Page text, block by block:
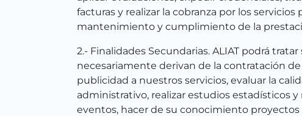
facturas y realizar la cobranza por los
mantenimiento y cumplimiento de la
2.- Finalidades Secundarias. ALIAT podrá
necesariamente derivan de la contratación
publicidad a nuestros servicios, evaluar la
administrativo, realizar estudios estadísticos
eventos, hacer de su conocimiento